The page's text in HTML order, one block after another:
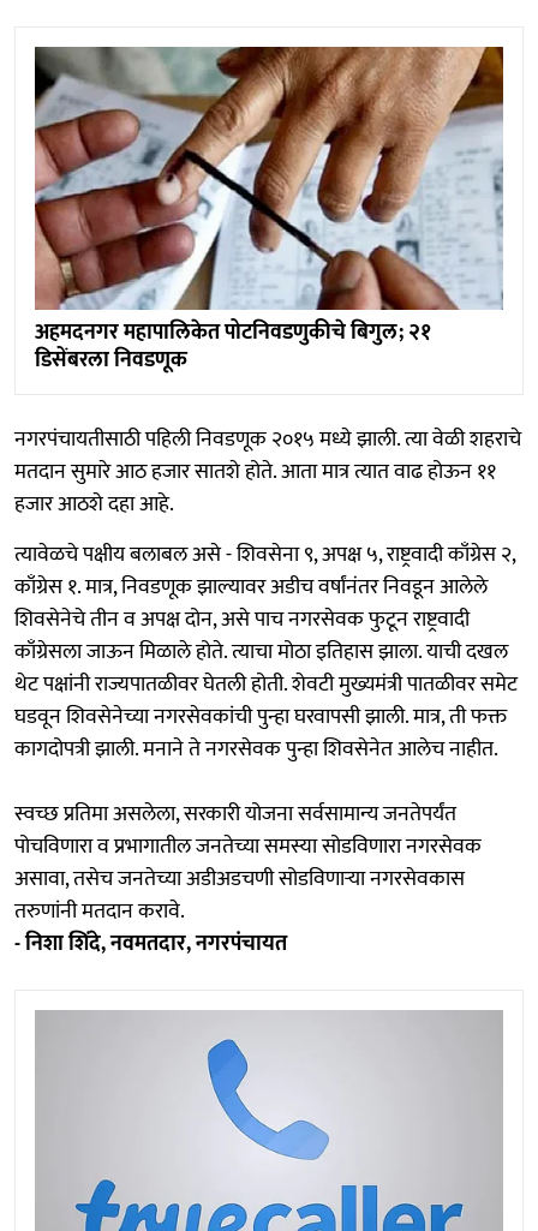
अहमदनगर महापालिकेत पोटनिवडणुकीचे बिगुल; २१
डिसेंबरला निवडणूक
नगरपंचायतीसाठी पहिली निवडणूक २०१५ मध्ये झाली. त्या वेळी शहराचे
मतदान सुमारे आठ हजार सातशे होते. आता मात्र त्यात वाढ होऊन ११
हजार आठशे दहा आहे.
त्यावेळचे पक्षीय बलाबल असे - शिवसेना ९, अपक्ष ५, राष्ट्रवादी काँग्रेस २,
काँग्रेस १. मात्र, निवडणूक झाल्यावर अडीच वर्षांनंतर निवडून आलेले
शिवसेनेचे तीन व अपक्ष दोन, असे पाच नगरसेवक फुटून राष्ट्रवादी
काँग्रेसला जाऊन मिळाले होते. त्याचा मोठा इतिहास झाला. याची दखल
थेट पक्षांनी राज्यपातळीवर घेतली होती. शेवटी मुख्यमंत्री पातळीवर समेट
घडवून शिवसेनेच्या नगरसेवकांची पुन्हा घरवापसी झाली. मात्र, ती फक्त
कागदोपत्री झाली. मनाने ते नगरसेवक पुन्हा शिवसेनेत आलेच नाहीत.
स्वच्छ प्रतिमा असलेला, सरकारी योजना सर्वसामान्य जनतेपर्यंत
पोचविणारा व प्रभागातील जनतेच्या समस्या सोडविणारा नगरसेवक
असावा, तसेच जनतेच्या अडीअडचणी सोडविणाऱ्या नगरसेवकास
तरुणांनी मतदान करावे.
- निशा शिंदे, नवमतदार, नगरपंचायत